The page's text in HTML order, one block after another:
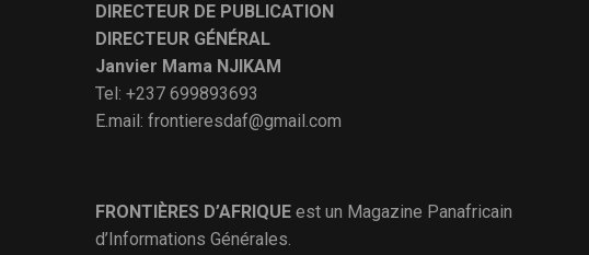
DIRECTEUR DE PUBLICATION
DIRECTEUR GÉNÉRAL
Janvier Mama NJIKAM
Tel: +237 699893693
E.mail: frontieresdaf@gmail.com
FRONTIÈRES D’AFRIQUE est un Magazine Panafricain
d’Informations Générales.